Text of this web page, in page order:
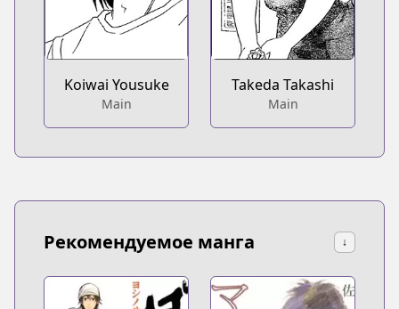
Koiwai Yousuke
Main
Takeda Takashi
Main
Рекомендуемое манга ↓